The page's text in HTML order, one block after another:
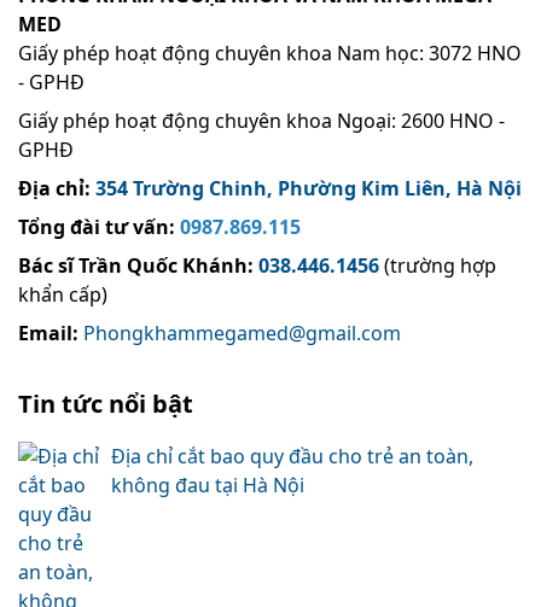
MED
Giấy phép hoạt động chuyên khoa Nam học: 3072 HNO
- GPHĐ
Giấy phép hoạt động chuyên khoa Ngoại: 2600 HNO -
GPHĐ
Địa chỉ: 354 Trường Chinh, Phường Kim Liên, Hà Nội
Tổng đài tư vấn: 0987.869.115
Bác sĩ Trần Quốc Khánh: 038.446.1456(trường hợp
khẩn cấp)
Email: Phongkhammegamed@gmail.com
Tin tức nổi bật
Địa chỉ cắt bao quy đầu cho trẻ an toàn,
không đau tại Hà Nội